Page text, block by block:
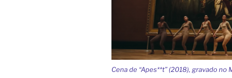
Cena de “Apes**t” (2018), gravado no